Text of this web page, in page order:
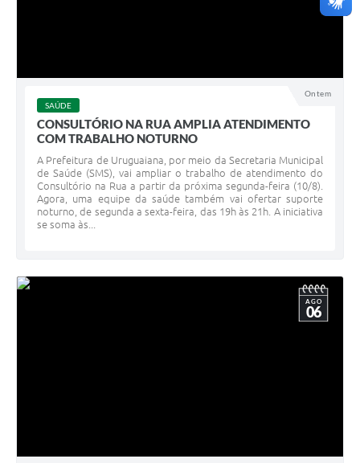
Ontem
SAÚDE
CONSULTÓRIO NA RUA AMPLIA ATENDIMENTO
COM TRABALHO NOTURNO
A Prefeitura de Uruguaiana, por meio da Secretaria Municipal
de Saúde (SMS), vai ampliar o trabalho de atendimento do
Consultório na Rua a partir da próxima segunda-feira (10/8).
Agora, uma equipe da saúde também vai ofertar suporte
noturno, de segunda a sexta-feira, das 19h às 21h. A iniciativa
se soma às...
AGO
06